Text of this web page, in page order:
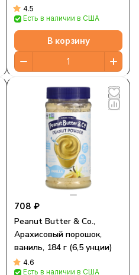
4.5
Есть в наличии в США
В корзину
708 ₽
Peanut Butter & Co.,
Арахисовый порошок,
ваниль, 184 г (6,5 унции)
4.6
Есть в наличии в США